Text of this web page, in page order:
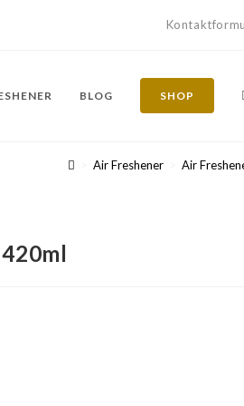
BLOG SHOP
Air Freshener Air